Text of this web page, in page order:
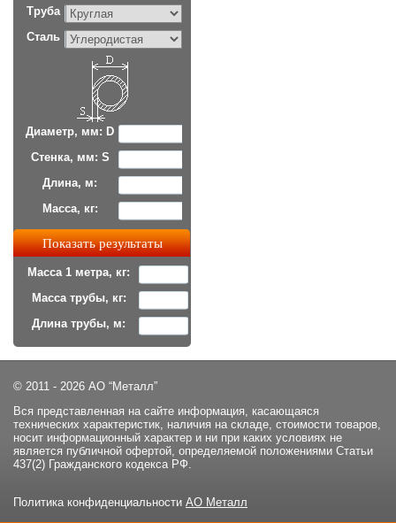
Труба
Сталь
Диаметр, мм: D
Стенка, мм: S
Длина, м:
Масса, кг:
Масса 1 метра, кг:
Масса трубы, кг:
Длина трубы, м:
© 2011 - 2026 АО “Металл”
Вся представленная на сайте информация, касающаяся
технических характеристик, наличия на складе, стоимости товаров,
носит информационный характер и ни при каких условиях не
является публичной офертой, определяемой положениями Статьи
437(2) Гражданского кодекса РФ.
Политика конфиденциальности АО Металл